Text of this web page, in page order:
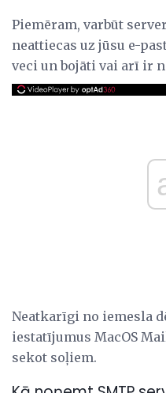
Piemēram, varbūt
neattiecas uz jūsu e-
veci un bojāti vai arī ir
Neatkarīgi no iemesla
iestatījumus MacOS
sekot soļiem.